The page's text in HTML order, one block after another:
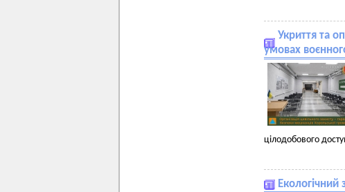
Укриття та
умовах
цілодобового
Екологічний